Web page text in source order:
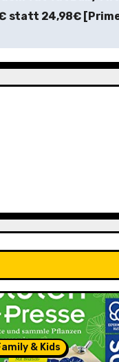
statt 24,98€
& Kids